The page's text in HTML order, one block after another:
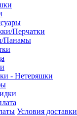
Перчатки
Панамы
- Нетеряшки
Условия доставки